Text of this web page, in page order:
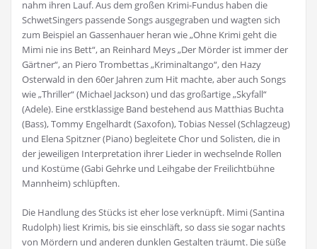
nahm ihren Lauf. Aus dem großen Krimi-Fundus haben die
SchwetSingers passende Songs ausgegraben und wagten sich
zum Beispiel an Gassenhauer heran wie „Ohne Krimi geht die
Mimi nie ins Bett“, an Reinhard Meys „Der Mörder ist immer der
Gärtner“, an Piero Trombettas „Kriminaltango“, den Hazy
Osterwald in den 60er Jahren zum Hit machte, aber auch Songs
wie „Thriller“ (Michael Jackson) und das großartige „Skyfall“
(Adele). Eine erstklassige Band bestehend aus Matthias Buchta
(Bass), Tommy Engelhardt (Saxofon), Tobias Nessel (Schlagzeug)
und Elena Spitzner (Piano) begleitete Chor und Solisten, die in
der jeweiligen Interpretation ihrer Lieder in wechselnde Rollen
und Kostüme (Gabi Gehrke und Leihgabe der Freilichtbühne
Mannheim) schlüpften.
Die Handlung des Stücks ist eher lose verknüpft. Mimi (Santina
Rudolph) liest Krimis, bis sie einschläft, so dass sie sogar nachts
von Mördern und anderen dunklen Gestalten träumt. Die süße